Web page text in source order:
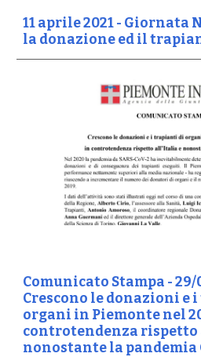
11 aprile 2021 - Giornata
la donazione ed il
Comunicato Stampa - 29/
Crescono le donazioni e
organi in Piemonte nel
controtendenza rispetto
nonostante la pandemia